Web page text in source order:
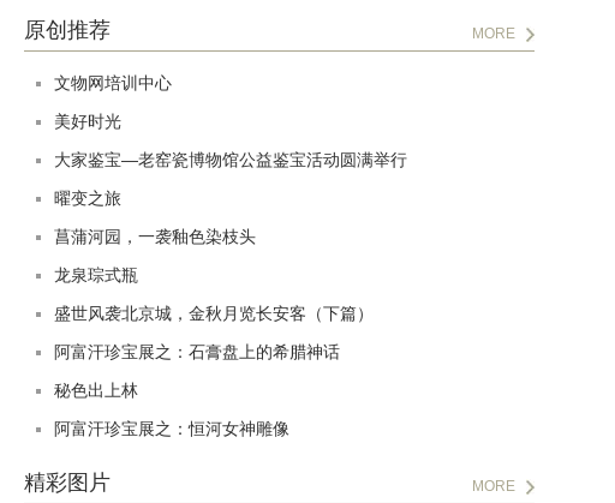
原创推荐 MORE
文物网培训中心
美好时光
大家鉴宝—老窑瓷博物馆公益鉴宝活动圆满举行
曜变之旅
菖蒲河园，一袭釉色染枝头
龙泉琮式瓶
盛世风袭北京城，金秋月览长安客（下篇）
阿富汗珍宝展之：石膏盘上的希腊神话
秘色出上林
阿富汗珍宝展之：恒河女神雕像
精彩图片 MORE